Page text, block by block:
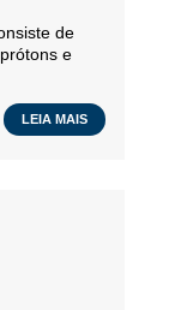
de
e
LEIA MAIS